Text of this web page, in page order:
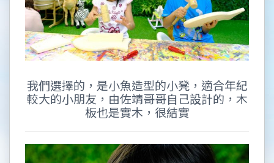
我們選擇的，是小魚造型的小凳，適合年紀
較大的小朋友，由佐靖哥哥自己設計的，木
板也是實木，很結實